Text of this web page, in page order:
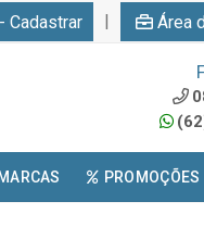
Cadastrar | Área
MARCAS PROMOÇÕES